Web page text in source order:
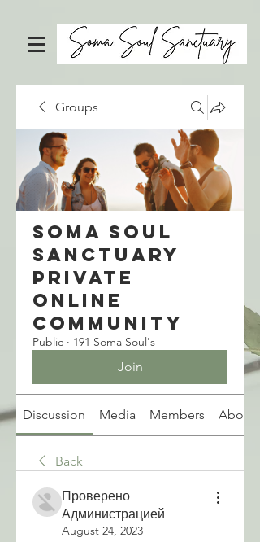
Groups
Soma Soul
Sanctuary
Private
Online
Community
Public · 191 Soma Soul's
Join
Discussion Media Members About
Back
Проверено
Администрацией
August 24, 2023